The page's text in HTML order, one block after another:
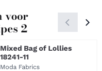
voor
2
Mixed Bag of Lollies
18241-11
Merk:
Moda Fabrics